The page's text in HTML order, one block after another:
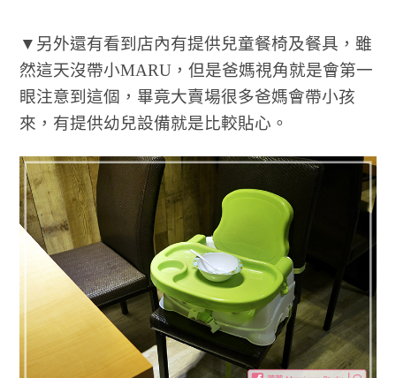
▼另外還有看到店內有提供兒童餐椅及餐具，雖
然這天沒帶小MARU，但是爸媽視角就是會第一
眼注意到這個，畢竟大賣場很多爸媽會帶小孩
來，有提供幼兒設備就是比較貼心。